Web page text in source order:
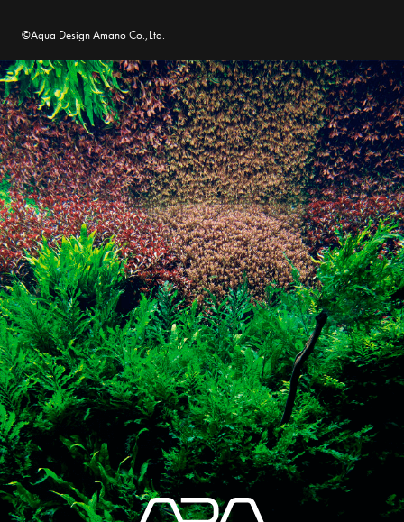
©Aqua Design Amano Co.,Ltd.